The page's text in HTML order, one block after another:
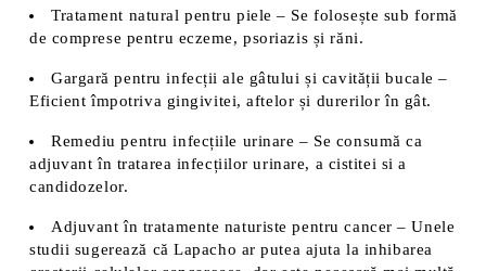
Tratament natural pentru piele – Se folosește sub formă
de comprese pentru eczeme, psoriazis și răni.
Gargară pentru infecții ale gâtului și cavității bucale –
Eficient împotriva gingivitei, aftelor și durerilor în gât.
Remediu pentru infecțiile urinare – Se consumă ca
adjuvant în tratarea infecțiilor urinare, a cistitei si a
candidozelor.
Adjuvant în tratamente naturiste pentru cancer – Unele
studii sugerează că Lapacho ar putea ajuta la inhibarea